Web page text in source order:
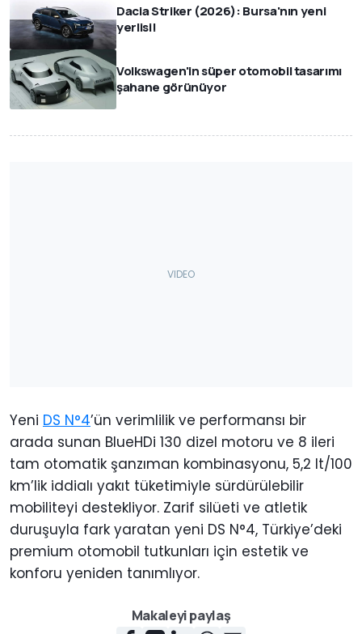
Dacia Striker (2026): Bursa'nın yeni
yerlisi!
Volkswagen'in süper otomobil tasarımı
şahane görünüyor
Yeni DS N°4’ün verimlilik ve performansı bir
arada sunan BlueHDi 130 dizel motoru ve 8 ileri
tam otomatik şanzıman kombinasyonu, 5,2 lt/100
km’lik iddialı yakıt tüketimiyle sürdürülebilir
mobiliteyi destekliyor. Zarif silüeti ve atletik
duruşuyla fark yaratan yeni DS N°4, Türkiye’deki
premium otomobil tutkunları için estetik ve
konforu yeniden tanımlıyor.
Makaleyi paylaş